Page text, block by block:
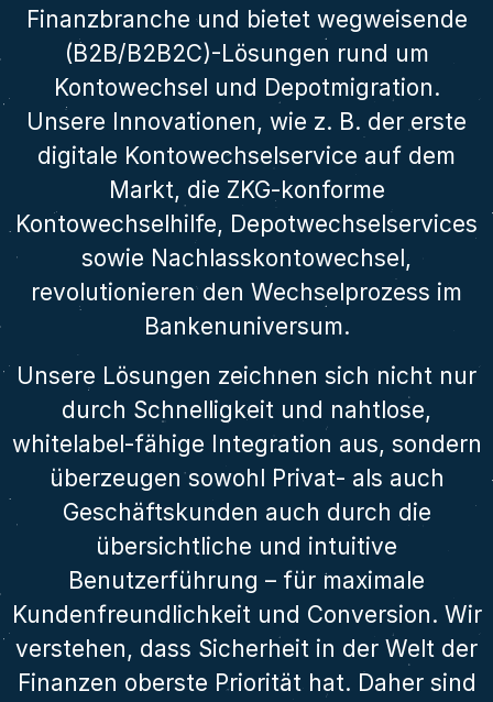
Finanzbranche und bietet wegweisende
(B2B/B2B2C)-Lösungen rund um
Kontowechsel und Depotmigration.
Unsere Innovationen, wie z. B. der erste
digitale Kontowechselservice auf dem
Markt, die ZKG-konforme
Kontowechselhilfe, Depotwechselservices
sowie Nachlasskontowechsel,
revolutionieren den Wechselprozess im
Bankenuniversum.
Unsere Lösungen zeichnen sich nicht nur
durch Schnelligkeit und nahtlose,
whitelabel-fähige Integration aus, sondern
überzeugen sowohl Privat- als auch
Geschäftskunden auch durch die
übersichtliche und intuitive
Benutzerführung – für maximale
Kundenfreundlichkeit und Conversion. Wir
verstehen, dass Sicherheit in der Welt der
Finanzen oberste Priorität hat. Daher sind